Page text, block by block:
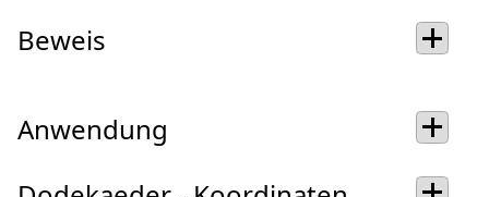
Beweis
Anwendung